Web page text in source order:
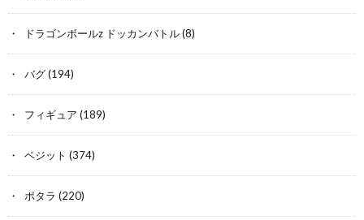
ドラゴンボールz ドッカンバトル(8)
バグ(194)
フィギュア (189)
ベジット (374)
ポタラ (220)